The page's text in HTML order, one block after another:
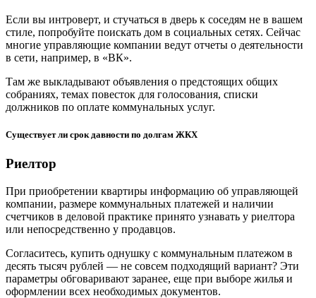
Если вы интроверт, и стучаться в дверь к соседям не в вашем
стиле, попробуйте поискать дом в социальных сетях. Сейчас
многие управляющие компании ведут отчеты о деятельности
в сети, например, в «ВК».
Там же выкладывают объявления о предстоящих общих
собраниях, темах повесток для голосования, списки
должников по оплате коммунальных услуг.
Существует ли срок давности по долгам ЖКХ
Риелтор
При приобретении квартиры информацию об управляющей
компании, размере коммунальных платежей и наличии
счетчиков в деловой практике принято узнавать у риелтора
или непосредственно у продавцов.
Согласитесь, купить однушку с коммунальным платежом в
десять тысяч рублей — не совсем подходящий вариант? Эти
параметры обговаривают заранее, еще при выборе жилья и
оформлении всех необходимых документов.